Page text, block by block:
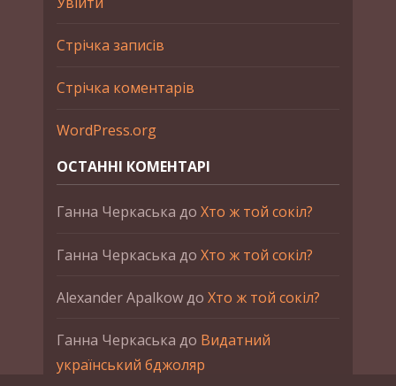
Стрічка записів
Стрічка коментарів
WordPress.org
ОСТАННІ КОМЕНТАРІ
Ганна Черкаська до Хто ж той сокіл?
Ганна Черкаська до Хто ж той сокіл?
Alexander Apalkowдо Хто ж той сокіл?
Ганна Черкаська до Видатний
український бджоляр